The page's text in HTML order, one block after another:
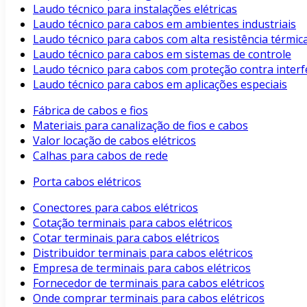
Laudo técnico para instalações elétricas
Laudo técnico para cabos em ambientes industriais
Laudo técnico para cabos com alta resistência
Laudo técnico para cabos em sistemas de controle
Laudo técnico para cabos com proteção contra
Laudo técnico para cabos em aplicações especiais
Fábrica de cabos e fios
Materiais para canalização de fios e cabos
Valor locação de cabos elétricos
Calhas para cabos de rede
Porta cabos elétricos
Conectores para cabos elétricos
Cotação terminais para cabos elétricos
Cotar terminais para cabos elétricos
Distribuidor terminais para cabos elétricos
Empresa de terminais para cabos elétricos
Fornecedor de terminais para cabos elétricos
Onde comprar terminais para cabos elétricos